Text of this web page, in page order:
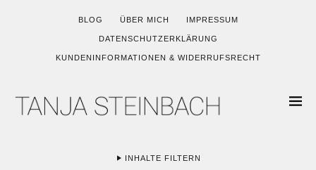
BLOG ÜBER MICH IMPRESSUM
DATENSCHUTZERKLÄRUNG
KUNDENINFORMATIONEN & WIDERRUFSRECHT
INHALTE FILTERN